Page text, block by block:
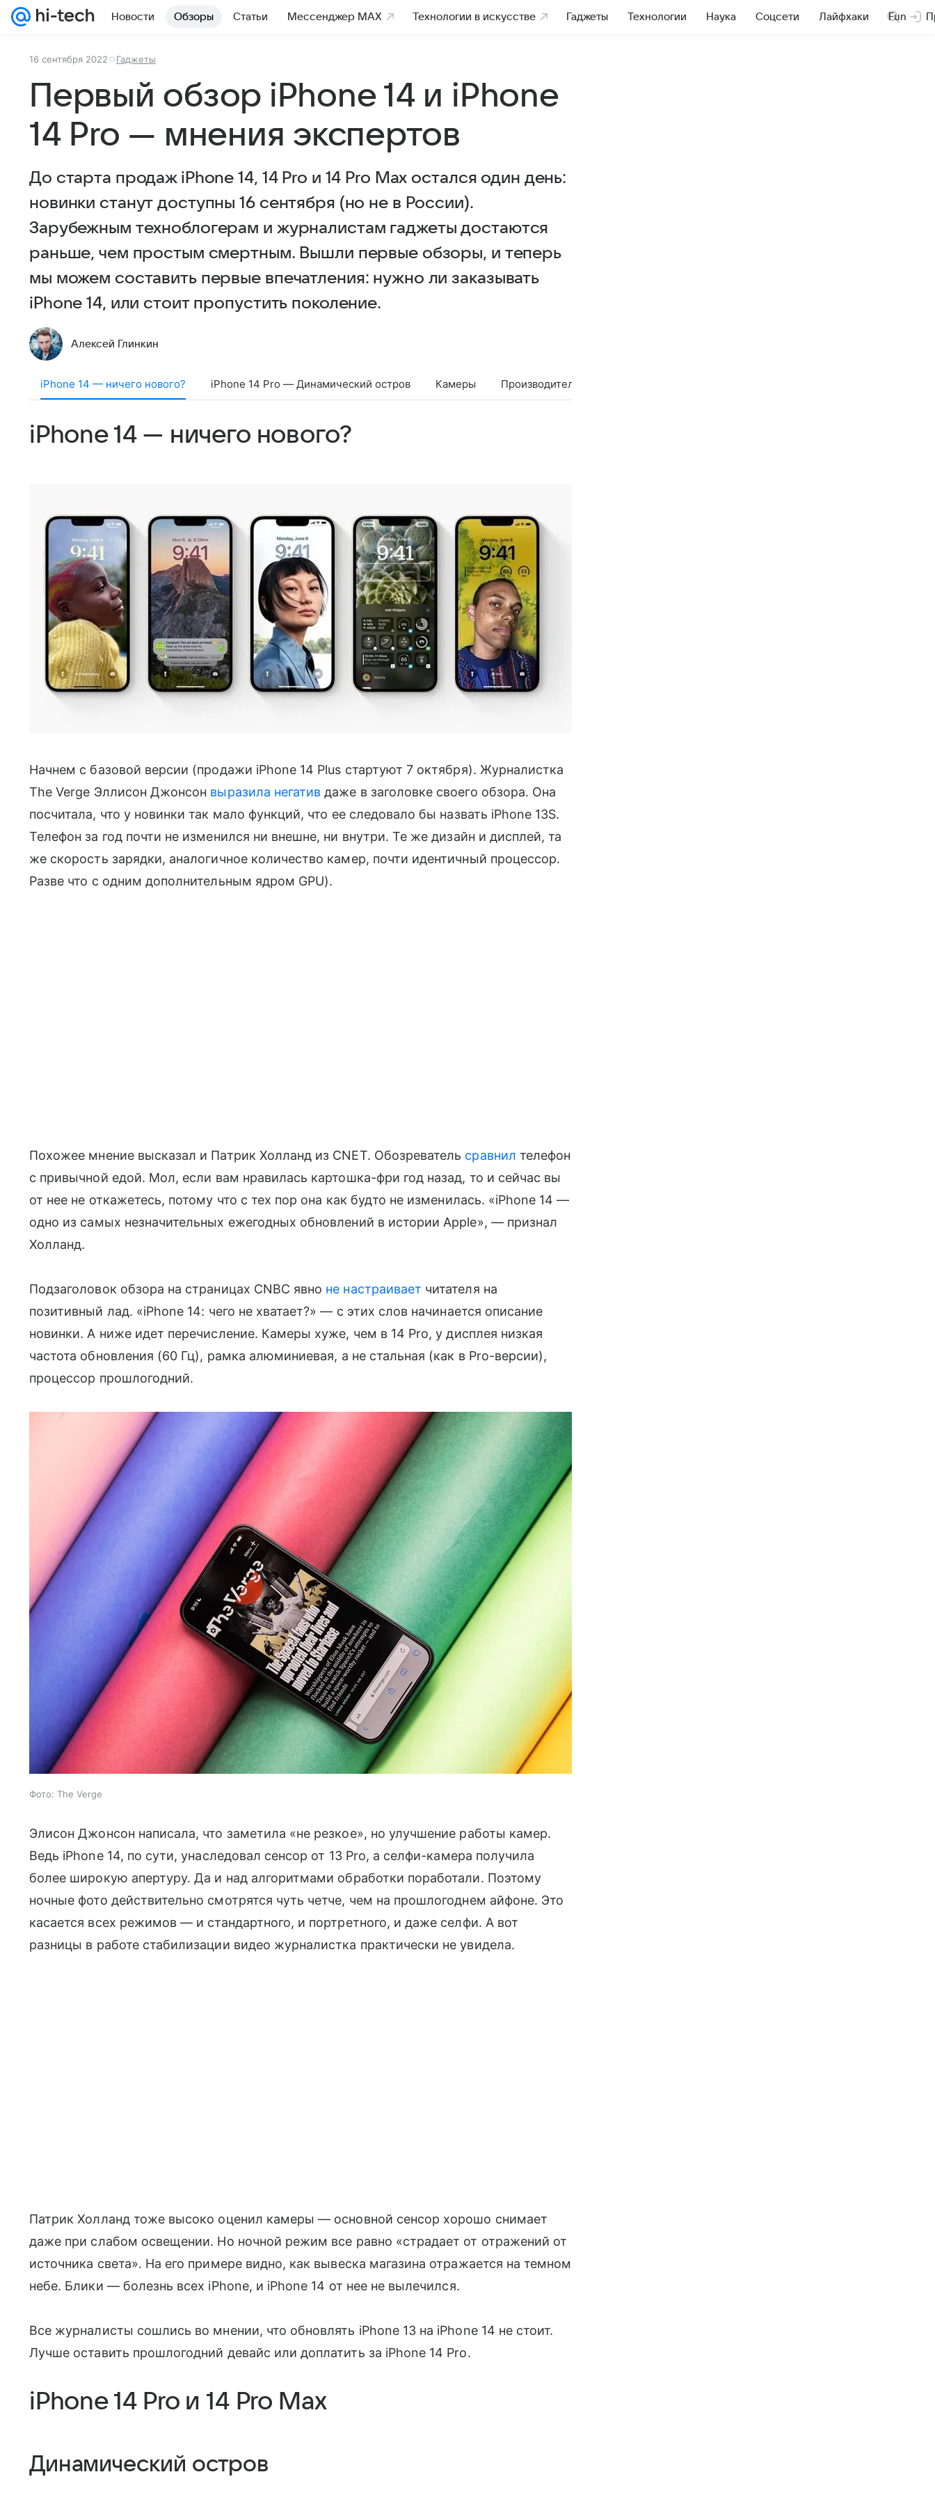
Новости Обзоры Статьи Мессенджер MAX Технологии в искусстве Гаджеты Технологии Наука Соцсети Лайфхаки Fun
16 сентября 2022 Гаджеты
Первый обзор iPhone 14 и iPhone
14 Pro — мнения экспертов
До старта продаж iPhone 14, 14 Pro и 14 Pro Max остался один день:
новинки станут доступны 16 сентября (но не в России).
Зарубежным техноблогерам и журналистам гаджеты достаются
раньше, чем простым смертным. Вышли первые обзоры, и теперь
мы можем составить первые впечатления: нужно ли заказывать
iPhone 14, или стоит пропустить поколение.
Алексей Глинкин
iPhone 14 — ничего нового? iPhone 14 Pro — Динамический остров Камеры Производительность
iPhone 14 — ничего нового?
Начнем с базовой версии (продажи iPhone 14 Plus стартуют 7 октября). Журналистка
The Verge Эллисон Джонсон выразила негатив даже в заголовке своего обзора. Она
посчитала, что у новинки так мало функций, что ее следовало бы назвать iPhone 13S.
Телефон за год почти не изменился ни внешне, ни внутри. Те же дизайн и дисплей, та
же скорость зарядки, аналогичное количество камер, почти идентичный процессор.
Разве что с одним дополнительным ядром GPU).
Похожее мнение высказал и Патрик Холланд из CNET. Обозреватель сравнил телефон
с привычной едой. Мол, если вам нравилась картошка-фри год назад, то и сейчас вы
от нее не откажетесь, потому что с тех пор она как будто не изменилась. «iPhone 14 —
одно из самых незначительных ежегодных обновлений в истории Apple», — признал
Холланд.
Подзаголовок обзора на страницах CNBC явно не настраивает читателя на
позитивный лад. «iPhone 14: чего не хватает?» — с этих слов начинается описание
новинки. А ниже идет перечисление. Камеры хуже, чем в 14 Pro, у дисплея низкая
частота обновления (60 Гц), рамка алюминиевая, а не стальная (как в Pro-версии),
процессор прошлогодний.
Фото: The Verge
Элисон Джонсон написала, что заметила «не резкое», но улучшение работы камер.
Ведь iPhone 14, по сути, унаследовал сенсор от 13 Pro, а селфи-камера получила
более широкую апертуру. Да и над алгоритмами обработки поработали. Поэтому
ночные фото действительно смотрятся чуть четче, чем на прошлогоднем айфоне. Это
касается всех режимов — и стандартного, и портретного, и даже селфи. А вот
разницы в работе стабилизации видео журналистка практически не увидела.
Патрик Холланд тоже высоко оценил камеры — основной сенсор хорошо снимает
даже при слабом освещении. Но ночной режим все равно «страдает от отражений от
источника света». На его примере видно, как вывеска магазина отражается на темном
небе. Блики — болезнь всех iPhone, и iPhone 14 от нее не вылечился.
Все журналисты сошлись во мнении, что обновлять iPhone 13 на iPhone 14 не стоит.
Лучше оставить прошлогодний девайс или доплатить за iPhone 14 Pro.
iPhone 14 Pro и 14 Pro Max
Динамический остров